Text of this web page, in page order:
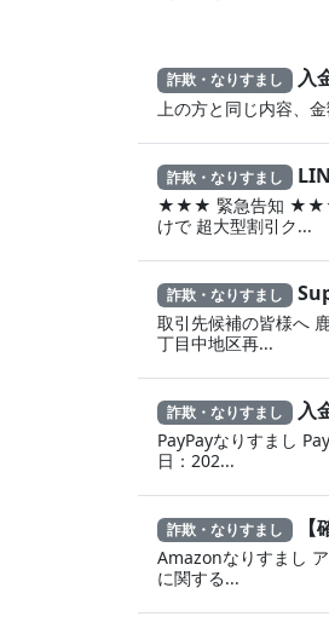
詐欺・なりすまし 入
上の方と同じ内容、
詐欺・なりすまし
★★★ 緊急告知 ★★★
けで 超大型割引ク...
詐欺・なりすまし
取引先候補の皆様へ
丁目中地区再...
詐欺・なりすまし 入
PayPayなりすまし
日：202...
詐欺・なりすまし 【
Amazonなりすまし
に 関する...